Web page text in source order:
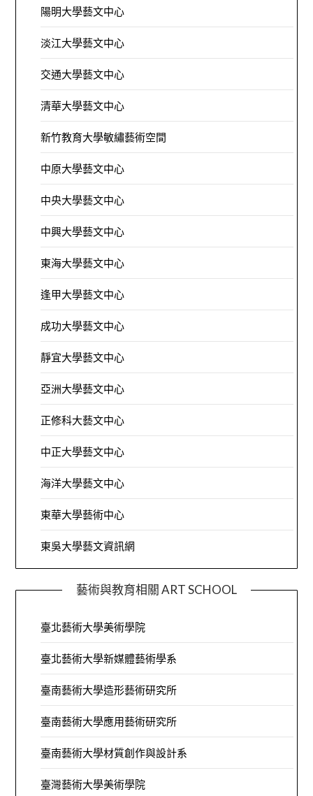
陽明大學藝文中心
淡江大學藝文中心
交通大學藝文中心
清華大學藝文中心
新竹教育大學敏繡藝術空間
中原大學藝文中心
中央大學藝文中心
中興大學藝文中心
東海大學藝文中心
逢甲大學藝文中心
成功大學藝文中心
靜宜大學藝文中心
亞洲大學藝文中心
正修科大藝文中心
中正大學藝文中心
海洋大學藝文中心
東華大學藝術中心
東吳大學藝文資訊網
藝術與教育相關 ART SCHOOL
臺北藝術大學美術學院
臺北藝術大學新媒體藝術學系
臺南藝術大學造形藝術研究所
臺南藝術大學應用藝術研究所
臺南藝術大學材質創作與設計系
臺灣藝術大學美術學院